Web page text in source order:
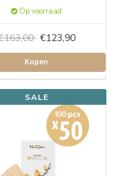
Op voorraad
€123,90
Kopen
SALE